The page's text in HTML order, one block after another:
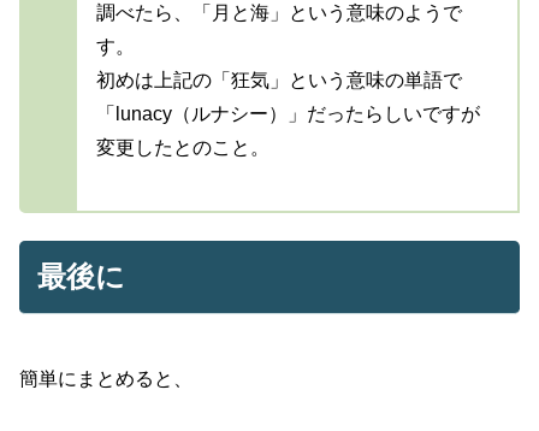
調べたら、「月と海」という意味のようで
す。
初めは上記の「狂気」という意味の単語で
「lunacy（ルナシー）」だったらしいですが
変更したとのこと。
最後に
簡単にまとめると、